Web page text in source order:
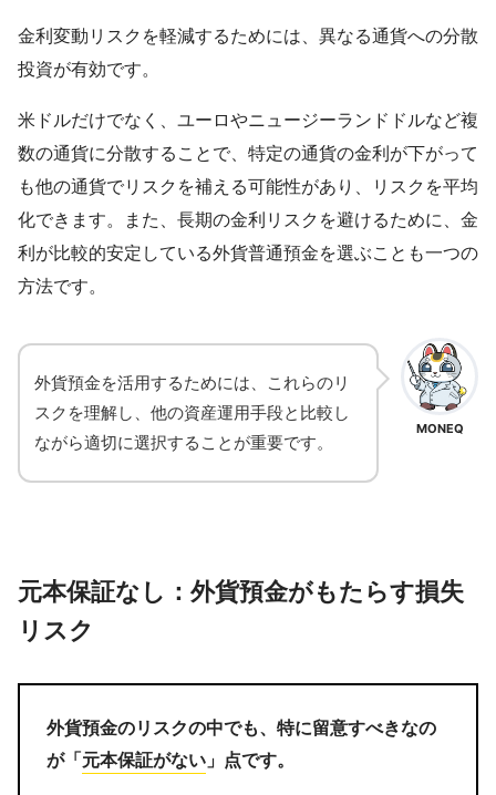
金利変動リスクを軽減するためには、異なる通貨への分散
投資が有効です。
米ドルだけでなく、ユーロやニュージーランドドルなど複
数の通貨に分散することで、特定の通貨の金利が下がって
も他の通貨でリスクを補える可能性があり、リスクを平均
化できます。また、長期の金利リスクを避けるために、金
利が比較的安定している外貨普通預金を選ぶことも一つの
方法です。
MONEQ
外貨預金を活用するためには、これらのリ
スクを理解し、他の資産運用手段と比較し
ながら適切に選択することが重要です。
元本保証なし：外貨預金がもたらす損失
リスク
外貨預金のリスクの中でも、特に留意すべきなの
が「元本保証がない 」点です。